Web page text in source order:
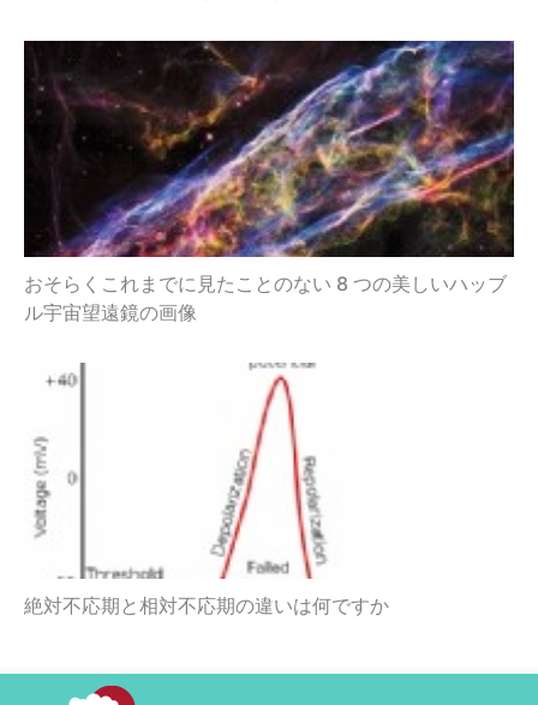
おそらくこれまでに見たことのない 8 つの美しいハッブ
ル宇宙望遠鏡の画像
絶対不応期と相対不応期の違いは何ですか